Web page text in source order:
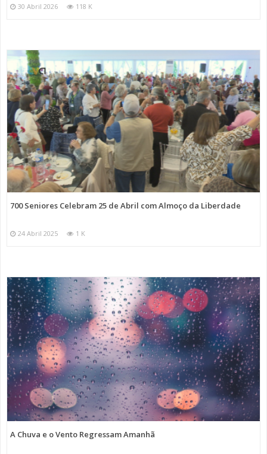
30 Abril 2026 118 K
700 Seniores Celebram 25 de Abril com Almoço da Liberdade
24 Abril 2025 1 K
A Chuva e o Vento Regressam Amanhã